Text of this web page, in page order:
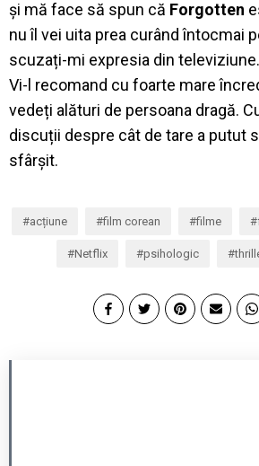
și mă face să spun că Forgotten
nu îl vei uita prea curând întocmai
scuzați-mi expresia din
Vi-l recomand cu foarte mare
vedeți alături de persoana dragă.
discuții despre cât de tare a putut
sfârșit.
acțiune film corean filme
Netflix psihologic